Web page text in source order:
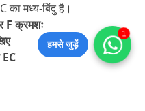
का मध्य-बिंदु है।
F क्रमशः
हमसे जुड़ें
1